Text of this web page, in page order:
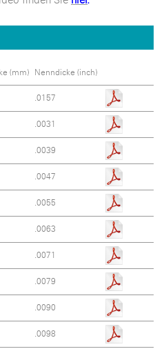
(mm) Nenndicke (inch)
.0157
.0031
.0039
.0047
.0055
.0063
.0071
.0079
.0090
.0098